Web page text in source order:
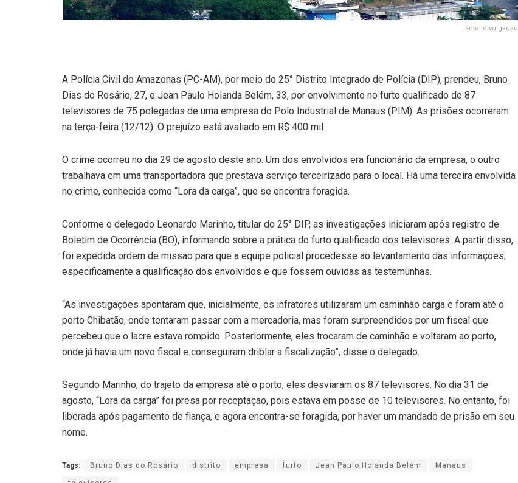
Foto: divulgação
A Polícia Civil do Amazonas (PC-AM), por meio do 25° Distrito Integrado de Polícia (DIP), prendeu, Bruno
Dias do Rosário, 27, e Jean Paulo Holanda Belém, 33, por envolvimento no furto qualificado de 87
televisores de 75 polegadas de uma empresa do Polo Industrial de Manaus (PIM). As prisões ocorreram
na terça-feira (12/12). O prejuízo está avaliado em R$ 400 mil
O crime ocorreu no dia 29 de agosto deste ano. Um dos envolvidos era funcionário da empresa, o outro
trabalhava em uma transportadora que prestava serviço terceirizado para o local. Há uma terceira envolvida
no crime, conhecida como “Lora da carga”, que se encontra foragida.
Conforme o delegado Leonardo Marinho, titular do 25° DIP, as investigações iniciaram após registro de
Boletim de Ocorrência (BO), informando sobre a prática do furto qualificado dos televisores. A partir disso,
foi expedida ordem de missão para que a equipe policial procedesse ao levantamento das informações,
especificamente a qualificação dos envolvidos e que fossem ouvidas as testemunhas.
“As investigações apontaram que, inicialmente, os infratores utilizaram um caminhão carga e foram até o
porto Chibatão, onde tentaram passar com a mercadoria, mas foram surpreendidos por um fiscal que
percebeu que o lacre estava rompido. Posteriormente, eles trocaram de caminhão e voltaram ao porto,
onde já havia um novo fiscal e conseguiram driblar a fiscalização”, disse o delegado.
Segundo Marinho, do trajeto da empresa até o porto, eles desviaram os 87 televisores. No dia 31 de
agosto, “Lora da carga” foi presa por receptação, pois estava em posse de 10 televisores. No entanto, foi
liberada após pagamento de fiança, e agora encontra-se foragida, por haver um mandado de prisão em seu
nome.
Tags: Bruno Dias do Rosário distrito empresa furto Jean Paulo Holanda Belém Manaus